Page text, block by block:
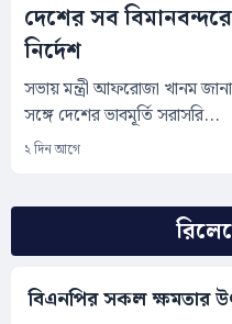
বিএনপির সকল ক্ষমতার
দেশের সব
নির্দেশ
সভায় মন্ত্রী আফরোজা খানম
সঙ্গে দেশের ভাবমূর্তি সরাসরি...
২ দিন আগে